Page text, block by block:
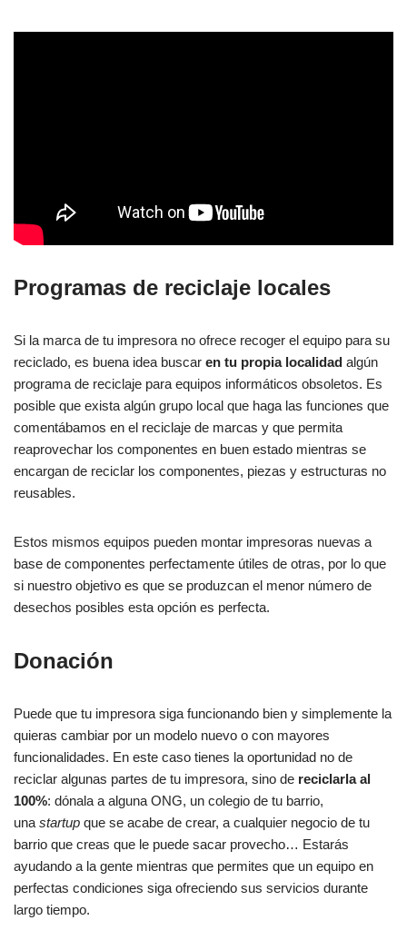
Programas de reciclaje locales
Si la marca de tu impresora no ofrece recoger el equipo para su
reciclado, es buena idea buscar en tu propia localidad algún
programa de reciclaje para equipos informáticos obsoletos. Es
posible que exista algún grupo local que haga las funciones que
comentábamos en el reciclaje de marcas y que permita
reaprovechar los componentes en buen estado mientras se
encargan de reciclar los componentes, piezas y estructuras no
reusables.
Estos mismos equipos pueden montar impresoras nuevas a
base de componentes perfectamente útiles de otras, por lo que
si nuestro objetivo es que se produzcan el menor número de
desechos posibles esta opción es perfecta.
Donación
Puede que tu impresora siga funcionando bien y simplemente la
quieras cambiar por un modelo nuevo o con mayores
funcionalidades. En este caso tienes la oportunidad no de
reciclar algunas partes de tu impresora, sino de reciclarla al
100%: dónala a alguna ONG, un colegio de tu barrio,
una startup que se acabe de crear, a cualquier negocio de tu
barrio que creas que le puede sacar provecho… Estarás
ayudando a la gente mientras que permites que un equipo en
perfectas condiciones siga ofreciendo sus servicios durante
largo tiempo.